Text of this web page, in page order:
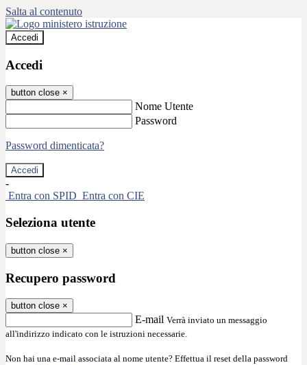
Salta al contenuto
Accedi
Accedi
button close ×
Nome Utente
Password
Password dimenticata?
-
Entra con SPID Entra con CIE
Seleziona utente
button close ×
Recupero password
button close ×
E-mail Verrà inviato un messaggio
all'indirizzo indicato con le istruzioni necessarie.
Non hai una e-mail associata al nome utente? Effettua il reset della password